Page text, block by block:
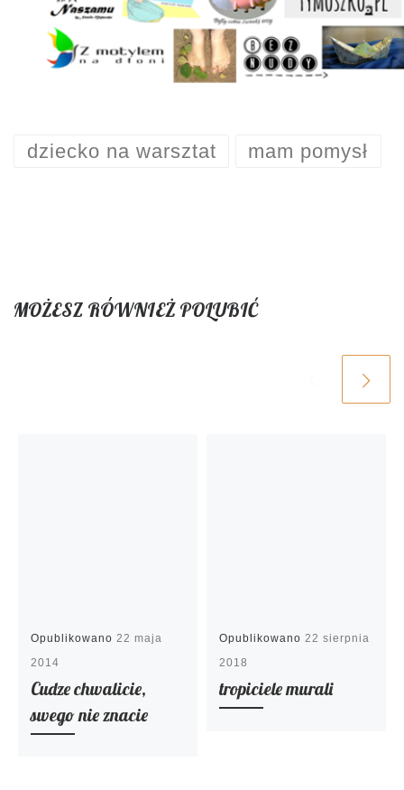
dziecko na warsztat mam pomysł
MOŻESZ RÓWNIEŻ POLUBIĆ
Opublikowano 22 maja
2014
Cudze chwalicie,
swego nie znacie
Opublikowano 22 sierpnia
2018
tropiciele murali